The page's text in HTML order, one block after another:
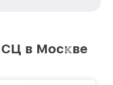
уровень доверия
в Москве